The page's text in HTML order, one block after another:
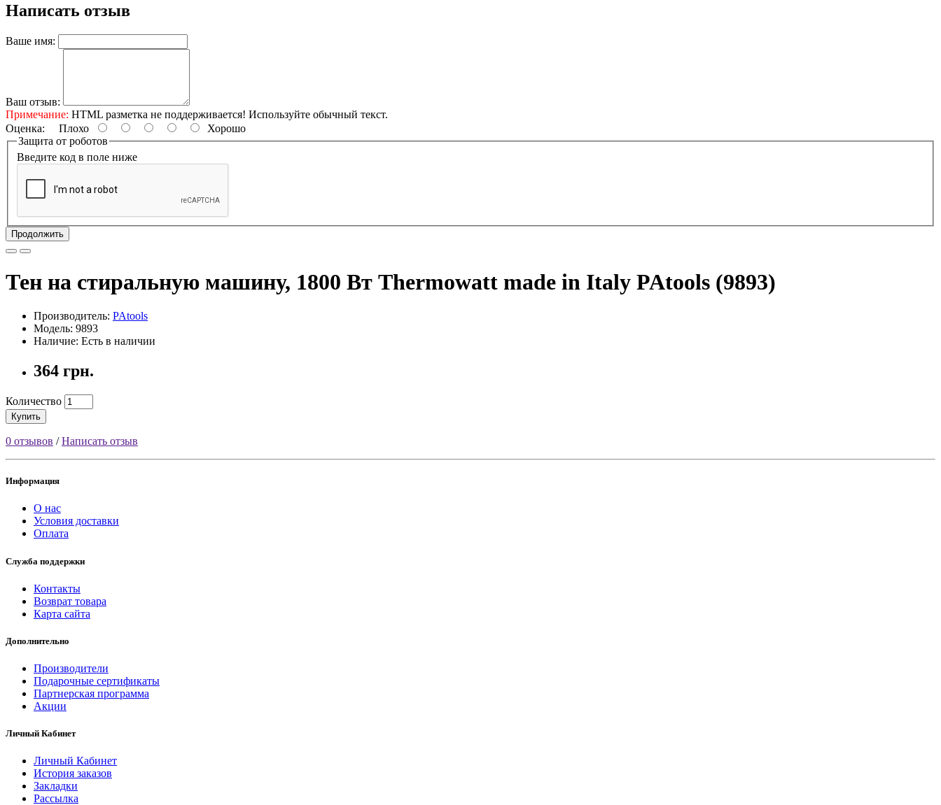
Написать отзыв
Ваше имя:
Ваш отзыв:
Примечание: HTML разметка не поддерживается! Используйте обычный текст.
Оценка: Плохо
Хорошо
Защита от роботов
Введите код в поле ниже
Продолжить
Тен на стиральную машину, 1800 Вт Thermowatt made in Italy PAtools (9893)
Производитель: PAtools
Модель: 9893
Наличие: Есть в наличии
364 грн.
Количество
Купить
0 отзывов /Написать отзыв
Информация
О нас
Условия доставки
Оплата
Служба поддержки
Контакты
Возврат товара
Карта сайта
Дополнительно
Производители
Подарочные сертификаты
Партнерская программа
Акции
Личный Кабинет
Личный Кабинет
История заказов
Закладки
Рассылка